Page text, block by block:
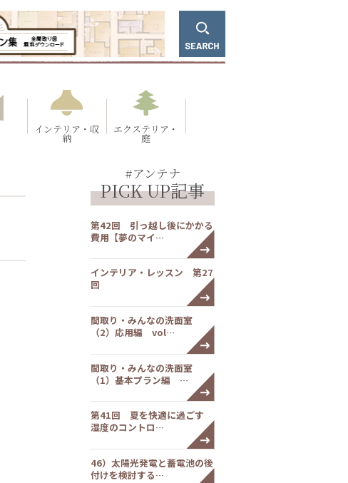
インテリア・収
納
エクステリア・
庭
#アンテナ
PICK UP記事
第42回 引っ越し後にかかる
費用【夢のマイ…
インテリア・レッスン 第27
回
間取り・みんなの洗面室
（2）応用編 vol…
間取り・みんなの洗面室
（1）基本プラン編 …
第41回 夏を快適に過ごす
湿度のコントロ…
46）太陽光発電と蓄電池の後
付けを検討する…